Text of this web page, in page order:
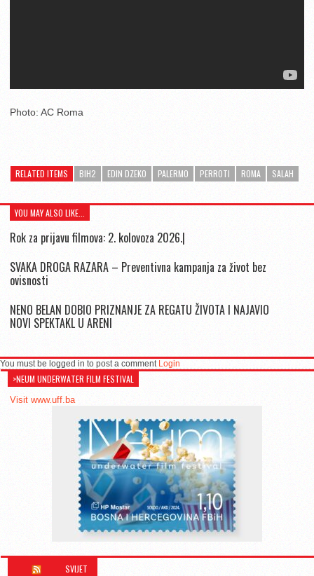
Photo: AC Roma
RELATED ITEMS BIH2 EDIN DZEKO PALERMO PERROTI ROMA SALAH
YOU MAY ALSO LIKE...
Rok za prijavu filmova: 2. kolovoza 2026.|
SVAKA DROGA RAZARA – Preventivna kampanja za život bez
ovisnosti
NENO BELAN DOBIO PRIZNANJE ZA REGATU ŽIVOTA I NAJAVIO
NOVI SPEKTAKL U ARENI
You must be logged in to post a comment Login
>NEUM UNDERWATER FILM FESTIVAL
Visit www.uff.ba
SVIJET